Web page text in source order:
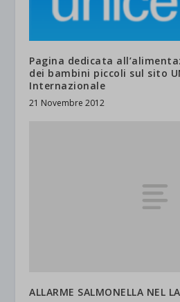
Pagina dedicata
dei bambini piccoli sul sito
Internazionale
21 Novembre 2012
ALLARME SALMONELLA NEL